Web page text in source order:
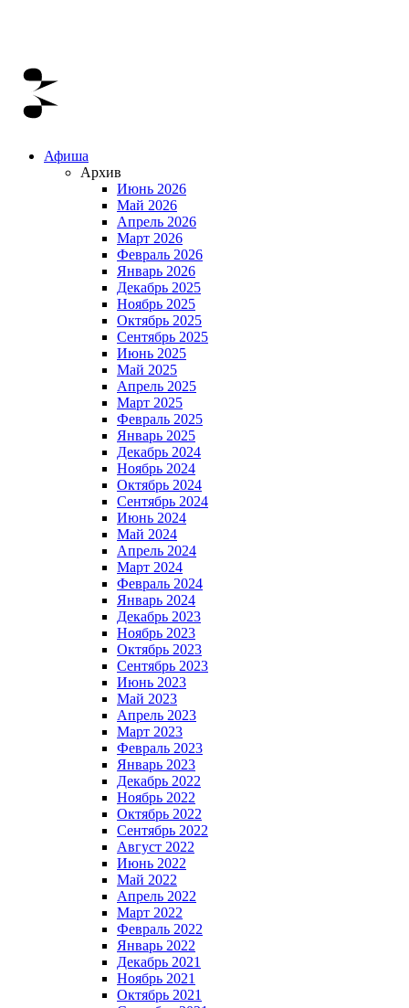
Афиша
Архив
Июнь 2026
Май 2026
Апрель 2026
Март 2026
Февраль 2026
Январь 2026
Декабрь 2025
Ноябрь 2025
Октябрь 2025
Сентябрь 2025
Июнь 2025
Май 2025
Апрель 2025
Март 2025
Февраль 2025
Январь 2025
Декабрь 2024
Ноябрь 2024
Октябрь 2024
Сентябрь 2024
Июнь 2024
Май 2024
Апрель 2024
Март 2024
Февраль 2024
Январь 2024
Декабрь 2023
Ноябрь 2023
Октябрь 2023
Сентябрь 2023
Июнь 2023
Май 2023
Апрель 2023
Март 2023
Февраль 2023
Январь 2023
Декабрь 2022
Ноябрь 2022
Октябрь 2022
Сентябрь 2022
Август 2022
Июнь 2022
Май 2022
Апрель 2022
Март 2022
Февраль 2022
Январь 2022
Декабрь 2021
Ноябрь 2021
Октябрь 2021